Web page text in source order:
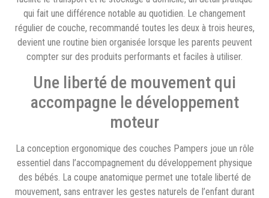
qui fait une différence notable au quotidien. Le changement
régulier de couche, recommandé toutes les deux à trois heures,
devient une routine bien organisée lorsque les parents peuvent
compter sur des produits performants et faciles à utiliser.
Une liberté de mouvement qui
accompagne le développement
moteur
La conception ergonomique des couches Pampers joue un rôle
essentiel dans l’accompagnement du développement physique
des bébés. La coupe anatomique permet une totale liberté de
mouvement, sans entraver les gestes naturels de l’enfant durant